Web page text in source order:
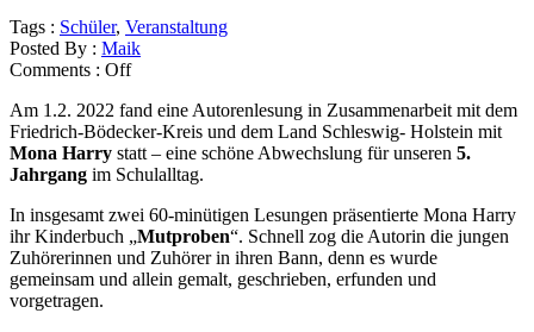
Tags : Schüler, Veranstaltung
Posted By : Maik
Comments : Off
Am 1.2. 2022 fand eine Autorenlesung in Zusammenarbeit mit dem
Friedrich-Bödecker-Kreis und dem Land Schleswig- Holstein mit
Mona Harry statt – eine schöne Abwechslung für unseren 5.
Jahrgang im Schulalltag.
In insgesamt zwei 60-minütigen Lesungen präsentierte Mona Harry
ihr Kinderbuch „Mutproben“. Schnell zog die Autorin die jungen
Zuhörerinnen und Zuhörer in ihren Bann, denn es wurde
gemeinsam und allein gemalt, geschrieben, erfunden und
vorgetragen.